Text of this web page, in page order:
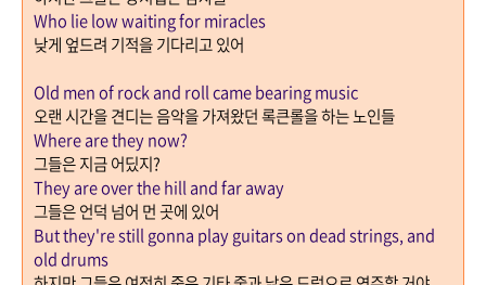
Who lie low waiting for miracles
낮게 엎드려 기적을 기다리고 있어
Old men of rock and roll came bearing music
오랜 시간을 견디는 음악을 가져왔던 록큰롤을 하는 노인들
Where are they now?
그들은 지금 어딨지?
They are over the hill and far away
그들은 언덕 넘어 먼 곳에 있어
But they're still gonna play guitars on dead strings, and
old drums